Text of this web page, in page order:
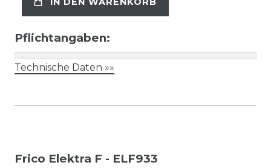
Pflichtangaben:
Technische Daten »»
Frico Elektra F - ELF933